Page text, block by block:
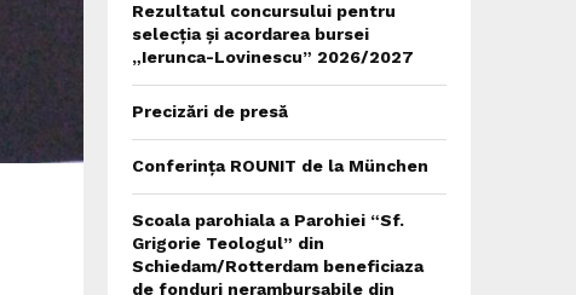
Rezultatul concursului pentru
selecția și acordarea bursei
„Ierunca-Lovinescu” 2026/2027
Precizări de presă
Conferința ROUNIT de la München
Scoala parohiala a Parohiei “Sf.
Grigorie Teologul” din
Schiedam/Rotterdam beneficiaza
de fonduri nerambursabile din